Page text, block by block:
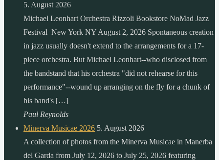
5. August 2026
Michael Leonhart Orchestra Rizzoli Bookstore NoMad Jazz
Festival New York NY August 2, 2026 Spontaneous creation
in jazz usually doesn't extend to the arrangements for a 17-
piece orchestra. But Michael Leonhart--who disclosed from
the bandstand that his orchestra "did not rehearse for this
performance"--wound up arranging on the fly for a chunk of
his band's […]
Paul Reynolds
Minerva Musicae 2026 5. August 2026
A collection of photos from the Minerva Musicae in Manerba
del Garda from July 12, 2026 to July 25, 2026 featuring